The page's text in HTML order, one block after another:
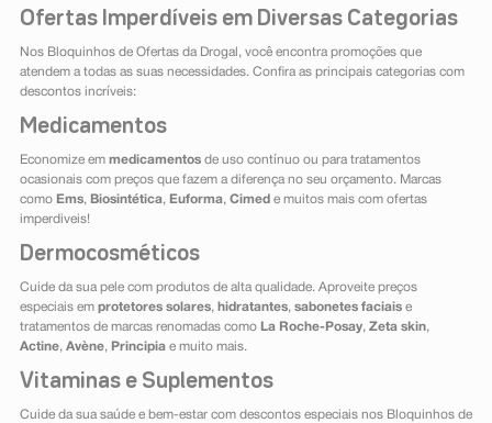
Ofertas Imperdíveis em Diversas Categorias
Nos Bloquinhos de Ofertas da Drogal, você encontra promoções que
atendem a todas as suas necessidades. Confira as principais categorias com
descontos incríveis:
Medicamentos
Economize em medicamentosde uso contínuo ou para tratamentos
ocasionais com preços que fazem a diferença no seu orçamento. Marcas
como Ems, Biosintética, Euforma, Cimed e muitos mais com ofertas
imperdiveis!
Dermocosméticos
Cuide da sua pele com produtos de alta qualidade. Aproveite preços
especiais em protetores solares, hidratantes, sabonetes faciaise
tratamentos de marcas renomadas como La Roche-Posay, Zeta skin,
Actine, Avène, Principiae muito mais.
Vitaminas e Suplementos
Cuide da sua saúde e bem-estar com descontos especiais nos Bloquinhos de